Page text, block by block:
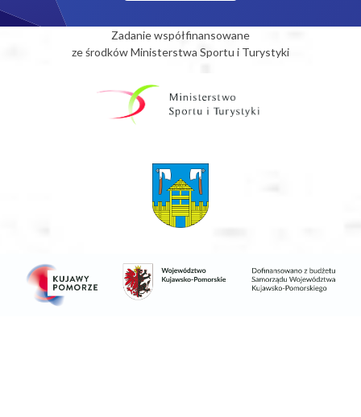
Zadanie współfinansowane
ze środków Ministerstwa Sportu i Turystyki